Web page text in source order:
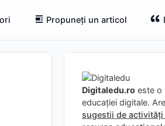
Propuneți un articol
Digitaledu.ro este o
educației digitale.
sugestii de activități